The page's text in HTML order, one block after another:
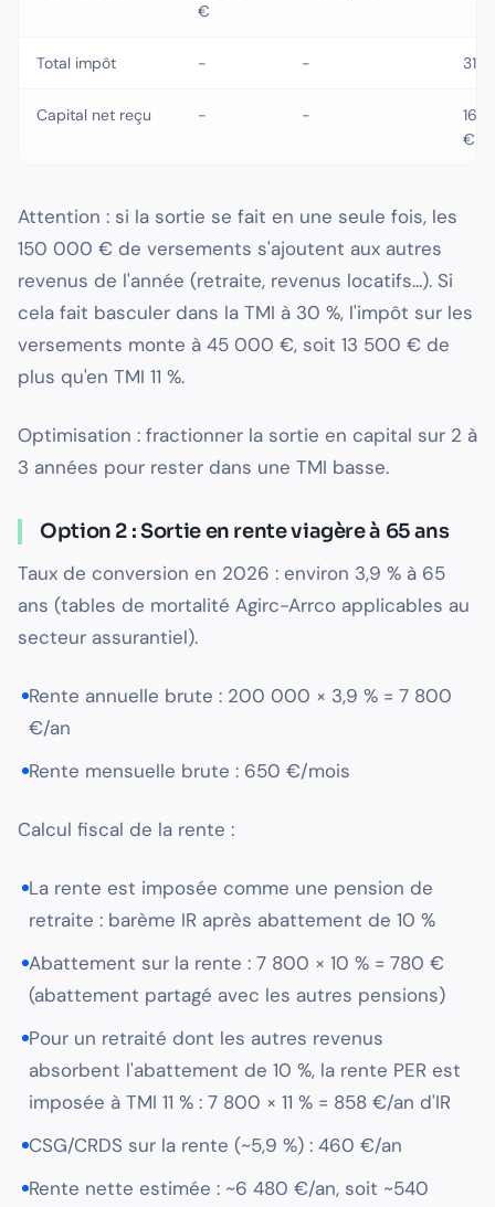
€
Total impôt - - 31
Capital net reçu - -
168
€
Attention : si la sortie se fait en une seule fois, les
150 000 € de versements s'ajoutent aux autres
revenus de l'année (retraite, revenus locatifs...). Si
cela fait basculer dans la TMI à 30 %, l'impôt sur les
versements monte à 45 000 €, soit 13 500 € de
plus qu'en TMI 11 %.
Optimisation : fractionner la sortie en capital sur 2 à
3 années pour rester dans une TMI basse.
Option 2 : Sortie en rente viagère à 65 ans
Taux de conversion en 2026 : environ 3,9 % à 65
ans (tables de mortalité Agirc-Arrco applicables au
secteur assurantiel).
Rente annuelle brute : 200 000 × 3,9 % = 7 800
€/an
Rente mensuelle brute : 650 €/mois
Calcul fiscal de la rente :
La rente est imposée comme une pension de
retraite : barème IR après abattement de 10 %
Abattement sur la rente : 7 800 × 10 % = 780 €
(abattement partagé avec les autres pensions)
Pour un retraité dont les autres revenus
absorbent l'abattement de 10 %, la rente PER est
imposée à TMI 11 % : 7 800 × 11 % = 858 €/an d'IR
CSG/CRDS sur la rente (~5,9 %) : 460 €/an
Rente nette estimée : ~6 480 €/an, soit ~540